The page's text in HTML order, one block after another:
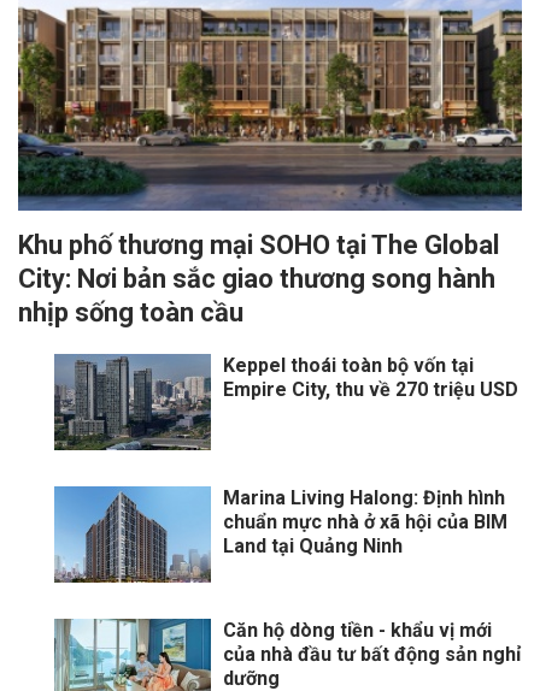
Khu phố thương mại SOHO tại The Global
City: Nơi bản sắc giao thương song hành
nhịp sống toàn cầu
Keppel thoái toàn bộ vốn tại
Empire City, thu về 270 triệu USD
Marina Living Halong: Định hình
chuẩn mực nhà ở xã hội của BIM
Land tại Quảng Ninh
Căn hộ dòng tiền - khẩu vị mới
của nhà đầu tư bất động sản nghỉ
dưỡng